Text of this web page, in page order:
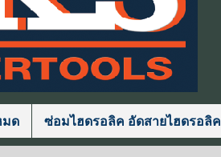
มด ซ่อมไฮดรอลิค อัดสายไฮดรอลิค